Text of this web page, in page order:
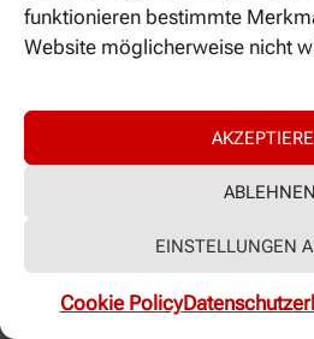
funktionieren bestimmte
Website möglicherweise nicht
ABLEHNEN
EINSTELLUNGEN
Cookie Policy
PROFESSUR FÜR
Das ZKS Regensburg kooperiert
des UKR, das mit über 200 neu
als Dienstleister und